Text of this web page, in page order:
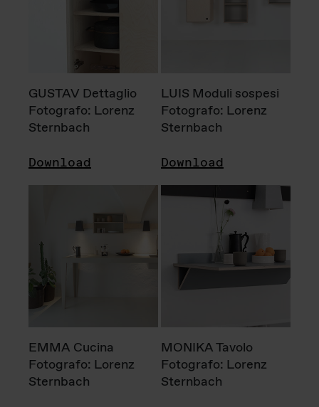
GUSTAV Dettaglio
Fotografo: Lorenz
Sternbach
Download
LUIS Moduli sospesi
Fotografo: Lorenz
Sternbach
Download
EMMA Cucina
Fotografo: Lorenz
Sternbach
MONIKA Tavolo
Fotografo: Lorenz
Sternbach